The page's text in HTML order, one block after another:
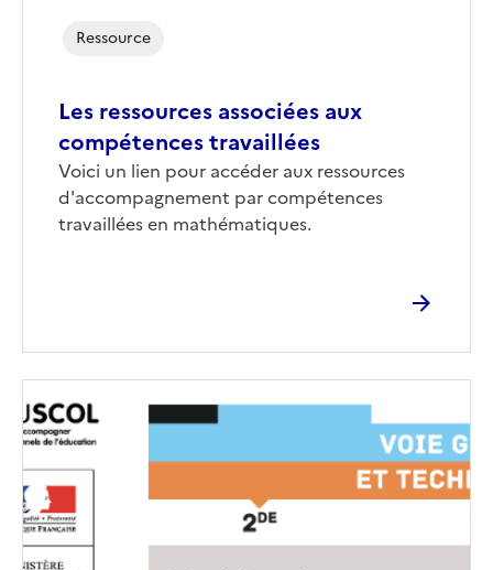
Les ressources associées aux
compétences travaillées
Voici un lien pour accéder aux ressources
d'accompagnement par compétences
travaillées en mathématiques.
Ressource